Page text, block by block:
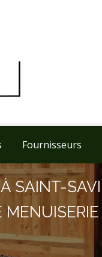
Fournisseurs
SAINT-
MENUISERIE